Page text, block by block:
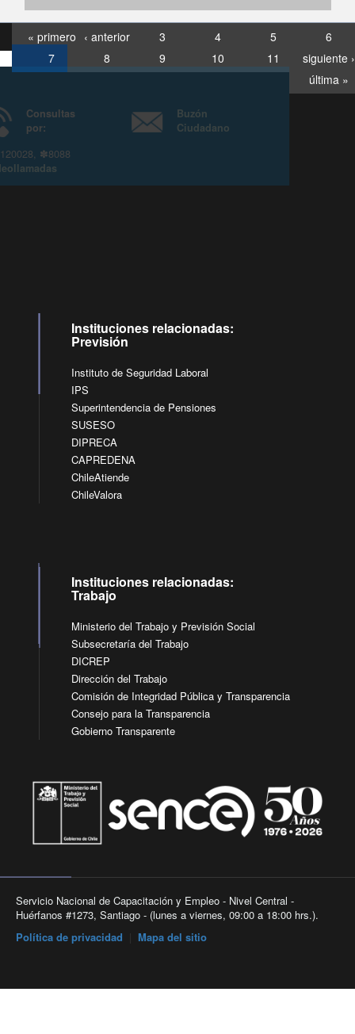
« primero ‹ anterior 3 4 5
6
7
8 9 10 11
siguiente ›
última »
Consultas
6007120028, ✽8088
yVideollamadas
Instituciones relacionadas:
Previsión
Instituto de Seguridad Laboral
IPS
Superintendencia de Pensiones
SUSESO
DIPRECA
CAPREDENA
ChileAtiende
ChileValora
Instituciones relacionadas:
Trabajo
Ministerio del Trabajo y Previsión Social
Subsecretaría del Trabajo
DICREP
Dirección del Trabajo
Comisión de Integridad Pública y Transparencia
Consejo para la Transparencia
Gobierno Transparente
Servicio Nacional de Capacitación y Empleo - Nivel Central -
Huérfanos #1273, Santiago - (lunes a viernes, 09:00 a 18:00 hrs.).
Política de privacidad
Mapa del sitio